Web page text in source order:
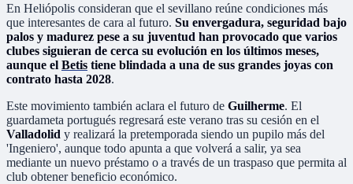
En Heliópolis consideran que el sevillano reúne condiciones más
que interesantes de cara al futuro. Su envergadura, seguridad bajo
palos y madurez pese a su juventud han provocado que varios
clubes siguieran de cerca su evolución en los últimos meses,
aunque el Betis tiene blindada a una de sus grandes joyas con
contrato hasta 2028.
Este movimiento también aclara el futuro de Guilherme. El
guardameta portugués regresará este verano tras su cesión en el
Valladolid y realizará la pretemporada siendo un pupilo más del
'Ingeniero', aunque todo apunta a que volverá a salir, ya sea
mediante un nuevo préstamo o a través de un traspaso que permita al
club obtener beneficio económico.